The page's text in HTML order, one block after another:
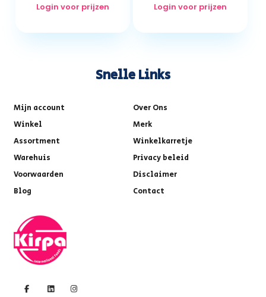
Login voor prijzen
Login voor prijzen
Snelle Links
Mijn account
Over Ons
Winkel
Merk
Assortment
Winkelkarretje
Warehuis
Privacy beleid
Voorwaarden
Disclaimer
Blog
Contact